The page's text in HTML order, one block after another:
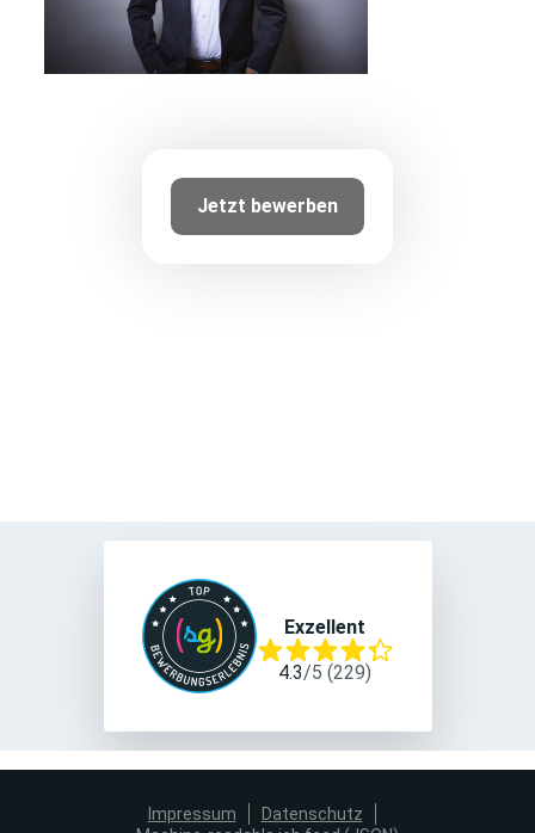
Jetzt bewerben
Exzellent
4.3/5 (229)
Impressum
Datenschutz